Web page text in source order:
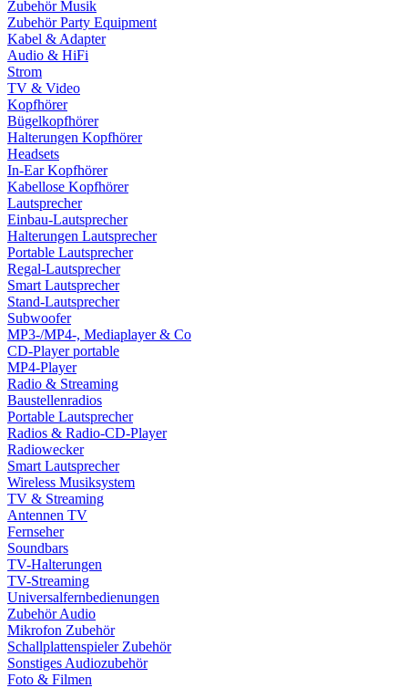
Zubehör Musik
Zubehör Party Equipment
Kabel & Adapter
Audio & HiFi
Strom
TV & Video
Kopfhörer
Bügelkopfhörer
Halterungen Kopfhörer
Headsets
In-Ear Kopfhörer
Kabellose Kopfhörer
Lautsprecher
Einbau-Lautsprecher
Halterungen Lautsprecher
Portable Lautsprecher
Regal-Lautsprecher
Smart Lautsprecher
Stand-Lautsprecher
Subwoofer
MP3-/MP4-, Mediaplayer & Co
CD-Player portable
MP4-Player
Radio & Streaming
Baustellenradios
Portable Lautsprecher
Radios & Radio-CD-Player
Radiowecker
Smart Lautsprecher
Wireless Musiksystem
TV & Streaming
Antennen TV
Fernseher
Soundbars
TV-Halterungen
TV-Streaming
Universalfernbedienungen
Zubehör Audio
Mikrofon Zubehör
Schallplattenspieler Zubehör
Sonstiges Audiozubehör
Foto & Filmen